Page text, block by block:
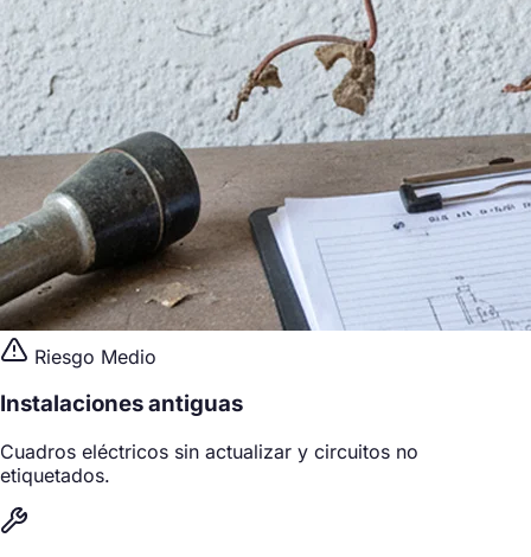
Riesgo Medio
Instalaciones antiguas
Cuadros eléctricos sin actualizar y circuitos no
etiquetados.